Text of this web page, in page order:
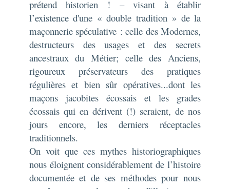
prétend historien ! – visant à établir
l’existence d'une « double tradition » de la
maçonnerie spéculative : celle des Modernes,
destructeurs des usages et des secrets
ancestraux du Métier; celle des Anciens,
rigoureux préservateurs des pratiques
régulières et bien sûr opératives...dont les
maçons jacobites écossais et les grades
écossais qui en dérivent (!) seraient, de nos
jours encore, les derniers réceptacles
traditionnels.
On voit que ces mythes historiographiques
nous éloignent considérablement de l’histoire
documentée et de ses méthodes pour nous